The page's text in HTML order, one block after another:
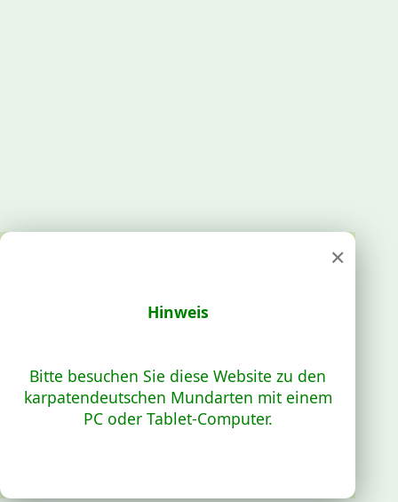
×
Hinweis
Bitte besuchen Sie diese Website zu den
karpatendeutschen Mundarten mit einem
PC oder Tablet-Computer.